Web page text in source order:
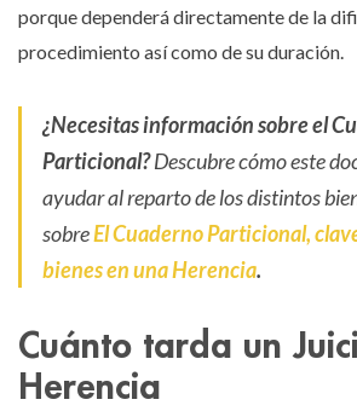
porque dependerá directamente de la
procedimiento así como de su duración.
¿Necesitas información sobre el
Particional?Descubre cómo este
ayudar al reparto de los distintos
sobreEl Cuaderno Particional,
bienes en una Herencia.
Cuánto tarda un
Herencia